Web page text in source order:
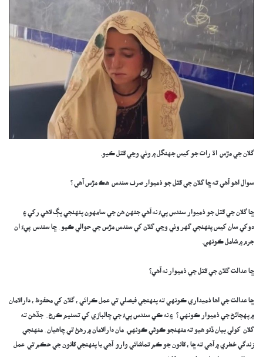
گلان جي مڙس اڌ رات جو کيس جهنگل ۾ وٺي وڃي قتل ڪيو.
سوال اهو آهي ته ڇا گلان جي قتل جو ذميوار صرف سندس هڪ مڙس آهي ؟
ڇا گلان جي قتل جو ذميوار سندس پيءُ نه آهي جنهن هن جي سامهون پنهنجي پڳ لاهي رکي ۽
دوکي سان کيس پنهنجي گهر وٺي وڃي گلان کي سندس مڙس جي حوالي ڪيو . ڇا سندس پيءُ ان
جرم ۾ شامل ڪونهي.
ڇا عدالت گلان جي قتل جي ذميوار نه آهي؟
ڇا عدالت جي اها ذميداري ڪونهي ته پنهنجي فيصلي تي عمل ڪرائي ، گلان کي محفوظ ، دارالامان
۾ پهچائڻ جي ذميوار ڪونهي ؟ ۽ نه ڪي سندس پيءُ جي چالبازي کي تسنيم ڪرڻ . جڏهن ته
گلان کولي بيان ڏنو هيو ته منهنجو ڪوئي ڪونهي. مان دارالامان ۾ رهڻ ٿي چاهيان . منهنجي
زندگي خطري ۾ آهي ته ڇا ، قانون جو ڪم تماشائي وارو آهي يا پنهنجي قانون جي حڪم تي عمل